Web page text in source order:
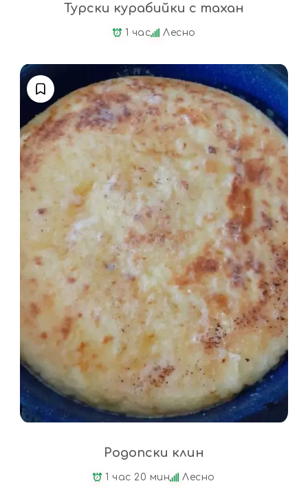
Турски курабийки с тахан
1 час Лесно
Родопски клин
1 час 20 мин Лесно